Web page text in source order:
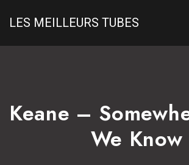
LES MEILLEURS TUBES
Keane –
We Know